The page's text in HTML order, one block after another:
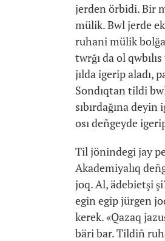
jerden örbidi. Bir
mülik. Bwl jerde
ruhani mülik
twrğı da ol
jılda igerip aladı,
Sondıqtan tildi
sıbırdağına
osı deñgeyde
Til jönindegi jay
Akademiyalıq
joq. Al, ädebietşi
egin egip jürgen
kerek. «Qazaq
bäri bar. Tildiñ